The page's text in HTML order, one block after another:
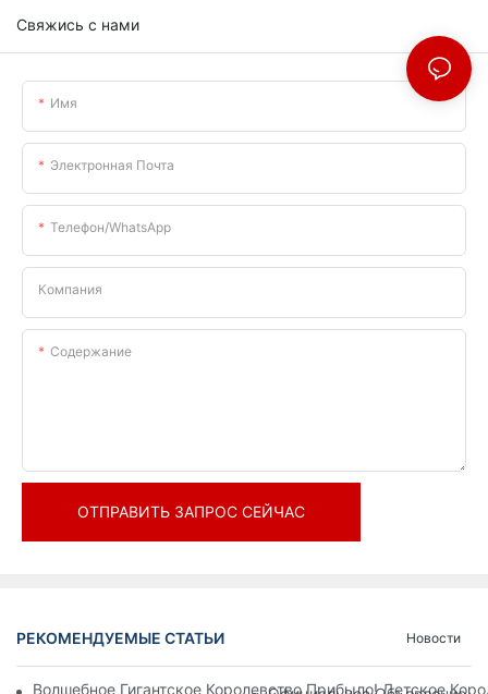
Свяжись с нами
Имя
Электронная Почта
Телефон/WhatsApp
Компания
Содержание
ОТПРАВИТЬ ЗАПРОС СЕЙЧАС
РЕКОМЕНДУЕМЫЕ СТАТЬИ Новости
Волшебное Гигантское Королевство Прибыло! Детское